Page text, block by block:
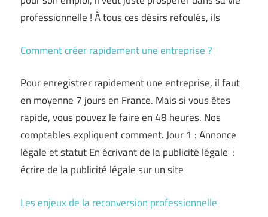
professionnelle ! À tous ces désirs refoulés, ils
Comment créer rapidement une entreprise ?
Pour enregistrer rapidement une entreprise, il faut
en moyenne 7 jours en France. Mais si vous êtes
rapide, vous pouvez le faire en 48 heures. Nos
comptables expliquent comment. Jour 1 : Annonce
légale et statut En écrivant de la publicité légale :
écrire de la publicité légale sur un site
Les enjeux de la reconversion professionnelle